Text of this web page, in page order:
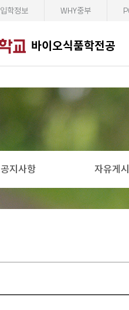
바이오식품학전공
입학정보 WHY중부
공지사항 자유게